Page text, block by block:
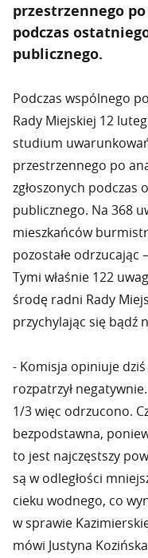
przestrzennego
podczas
publicznego.
Podczas wspólnego
Rady Miejskiej 12
studium
przestrzennego po
zgłoszonych podczas
publicznego. Na 368
mieszkańców
pozostałe odrzucając
Tymi właśnie 122
środę radni Rady
przychylając się bądź
- Komisja opiniuje
rozpatrzył
1/3 więc odrzucono.
bezpodstawna,
to jest najczęstszy
są w odległości
cieku wodnego, co
w sprawie
mówi Justyna